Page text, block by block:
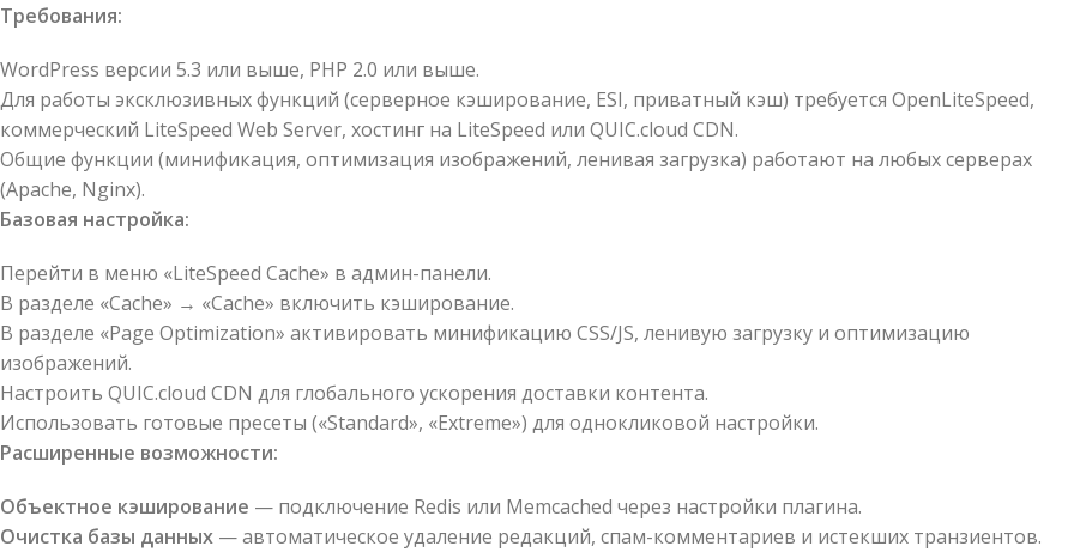
Требования:
WordPress версии 5.3 или выше, PHP 2.0 или выше.
Для работы эксклюзивных функций (серверное кэширование, ESI, приватный кэш) требуется OpenLiteSpeed,
коммерческий LiteSpeed Web Server, хостинг на LiteSpeed или QUIC.cloud CDN.
Общие функции (минификация, оптимизация изображений, ленивая загрузка) работают на любых серверах
(Apache, Nginx).
Базовая настройка:
Перейти в меню «LiteSpeed Cache» в админ-панели.
В разделе «Cache» → «Cache» включить кэширование.
В разделе «Page Optimization» активировать минификацию CSS/JS, ленивую загрузку и оптимизацию
изображений.
Настроить QUIC.cloud CDN для глобального ускорения доставки контента.
Использовать готовые пресеты («Standard», «Extreme») для однокликовой настройки.
Расширенные возможности:
Объектное кэширование — подключение Redis или Memcached через настройки плагина.
Очистка базы данных — автоматическое удаление редакций, спам-комментариев и истекших транзиентов.